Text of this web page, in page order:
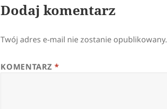
Dodaj komentarz
Twój adres e-mail nie zostanie opublikowany.
KOMENTARZ *